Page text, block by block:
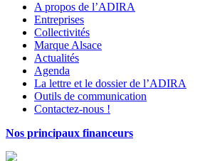
A propos de l’ADIRA
Entreprises
Collectivités
Marque Alsace
Actualités
Agenda
La lettre et le dossier de l’ADIRA
Outils de communication
Contactez-nous !
Nos principaux financeurs